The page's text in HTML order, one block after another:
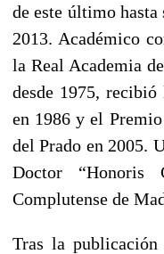
de este último
2013. Académico
la Real Academia
desde 1975,
en 1986 y el
del Prado en 2005.
Doctor “Honoris
Complutense de
Tras la publicación